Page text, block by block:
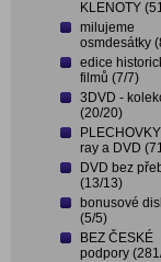
KLENOTY
milujeme
osmdesátky
edice
filmů (7/7)
3DVD -
(20/20)
ray a DVD
DVD bez
(13/13)
bonusové
(5/5)
BEZ ČESKÉ
podpory